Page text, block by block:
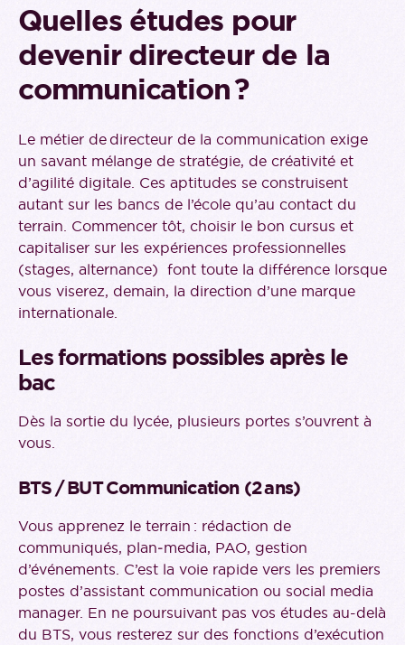
Quelles études pour
devenir directeur de la
communication ?
Le métier de directeur de la communication exige
un savant mélange de stratégie, de créativité et
d’agilité digitale. Ces aptitudes se construisent
autant sur les bancs de l’école qu’au contact du
terrain. Commencer tôt, choisir le bon cursus et
capitaliser sur les expériences professionnelles
(stages, alternance) font toute la différence lorsque
vous viserez, demain, la direction d’une marque
internationale.
Les formations possibles après le
bac
Dès la sortie du lycée, plusieurs portes s’ouvrent à
vous.
BTS / BUT Communication(2 ans)
Vous apprenez le terrain : rédaction de
communiqués, plan‑media, PAO, gestion
d’événements. C’est la voie rapide vers les premiers
postes d’assistant communication ou social media
manager. En ne poursuivant pas vos études au-delà
du BTS, vous resterez sur des fonctions d’exécution